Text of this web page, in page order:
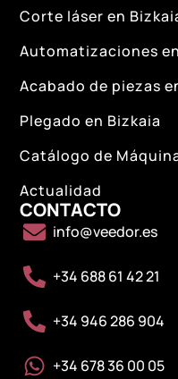
Corte láser en
Automatizaciones
Acabado de piezas
Plegado en Bizkaia
Catálogo de
Actualidad
CONTACTO
info@veedor.es
+34 688 61 42 21
+34 946 286 904
+34 678 36 00 05